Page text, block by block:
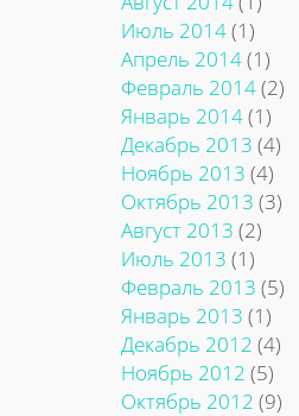
Июль 2014(1)
Апрель 2014(1)
Февраль 2014(2)
Январь 2014(1)
Декабрь 2013 (4)
Ноябрь 2013 (4)
Октябрь 2013 (3)
Август 2013 (2)
Июль 2013 (1)
Февраль 2013 (5)
Январь 2013 (1)
Декабрь 2012 (4)
Ноябрь 2012 (5)
Октябрь 2012 (9)